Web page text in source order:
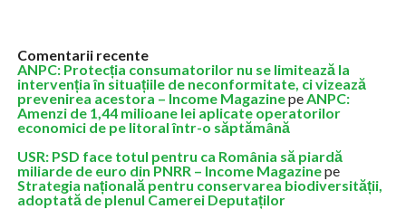
Comentarii recente
ANPC: Protecția consumatorilor nu se limitează la
intervenția în situațiile de neconformitate, ci vizează
prevenirea acestora – Income MagazinepeANPC:
Amenzi de 1,44 milioane lei aplicate operatorilor
economici de pe litoral într-o săptămână
USR: PSD face totul pentru ca România să piardă
miliarde de euro din PNRR – Income Magazinepe
Strategia națională pentru conservarea biodiversității,
adoptată de plenul Camerei Deputaților